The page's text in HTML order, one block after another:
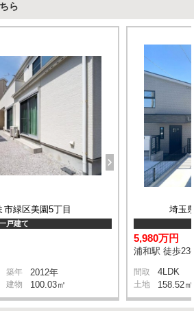
ら
市緑区美園5丁目
戸建て
築年 2012年
建物 100.03㎡
埼玉
5,980万円
浦和駅 徒歩23
間取 4LDK
土地 158.52㎡